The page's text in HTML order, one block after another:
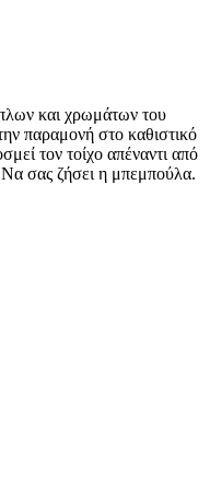
και χρωμάτων του
παραμονή στο καθιστικό
τον τοίχο απέναντι από
Να σας ζήσει η μπεμπούλα.